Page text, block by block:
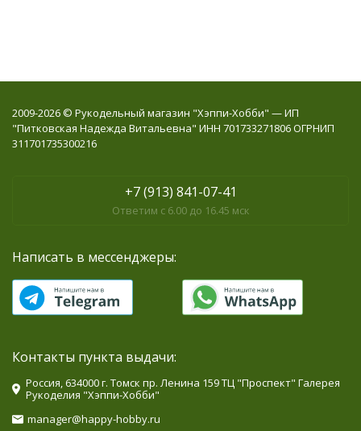
2009-2026 © Рукодельный магазин "Хэппи-Хобби" — ИП
"Питковская Надежда Витальевна" ИНН 701733271806 ОГРНИП
311701735300216
+7 (913) 841-07-41
Ответим с 6.00 до 16.45 мск
Написать в мессенджеры:
Контакты пункта выдачи:
Россия, 634000 г. Томск пр. Ленина 159 ТЦ "Проспект" Галерея
Рукоделия "Хэппи-Хобби"
manager@happy-hobby.ru